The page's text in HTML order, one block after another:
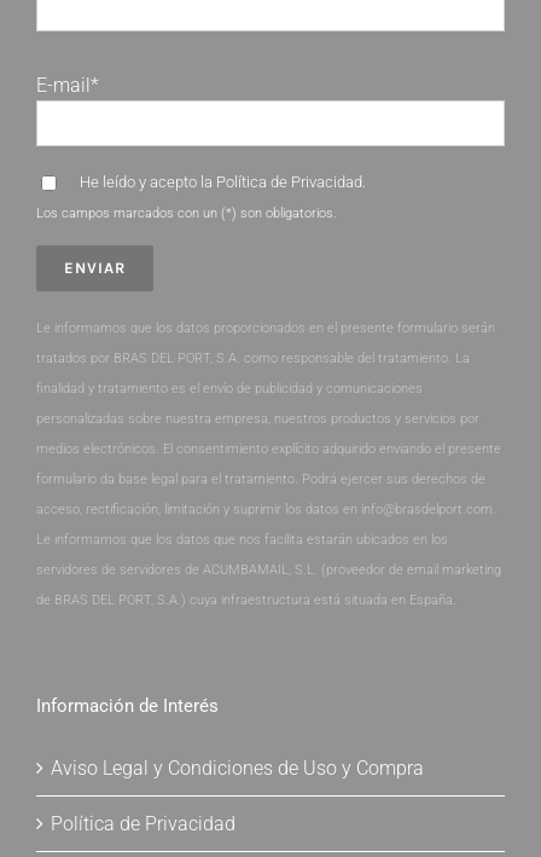
E-mail*
He leído y acepto la Política de Privacidad
Los campos marcados con un (*) son obligatorios.
Le informamos que los datos proporcionados en el presente formulario serán
tratados por BRAS DEL PORT, S.A. como responsable del tratamiento. La
finalidad y tratamiento es el envío de publicidad y comunicaciones
personalizadas sobre nuestra empresa, nuestros productos y servicios por
medios electrónicos. El consentimiento explícito adquirido enviando el presente
formulario da base legal para el tratamiento. Podrá ejercer sus derechos de
acceso, rectificación, limitación y suprimir los datos en info@brasdelport.com.
Le informamos que los datos que nos facilita estarán ubicados en los
servidores de servidores de ACUMBAMAIL, S.L. (proveedor de email marketing
de BRAS DEL PORT, S.A.) cuya infraestructura está situada en España.
Información de Interés
Aviso Legal y Condiciones de Uso y Compra
Política de Privacidad